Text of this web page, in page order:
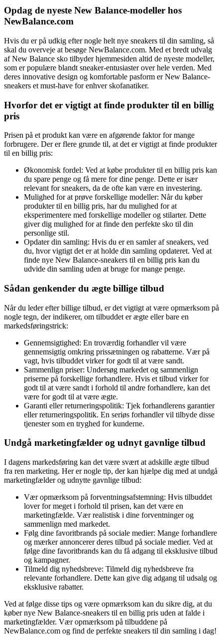
Opdag de nyeste New Balance-modeller hos
NewBalance.com
Hvis du er på udkig efter nogle helt nye sneakers til din samling, så
skal du overveje at besøge NewBalance.com. Med et bredt udvalg
af New Balance sko tilbyder hjemmesiden altid de nyeste modeller,
som er populære blandt sneaker-entusiaster over hele verden. Med
deres innovative design og komfortable pasform er New Balance-
sneakers et must-have for enhver skofanatiker.
Hvorfor det er vigtigt at finde produkter til en billig
pris
Prisen på et produkt kan være en afgørende faktor for mange
forbrugere. Der er flere grunde til, at det er vigtigt at finde produkter
til en billig pris:
Økonomisk fordel: Ved at købe produkter til en billig pris kan
du spare penge og få mere for dine penge. Dette er især
relevant for sneakers, da de ofte kan være en investering.
Mulighed for at prøve forskellige modeller: Når du køber
produkter til en billig pris, har du mulighed for at
eksperimentere med forskellige modeller og stilarter. Dette
giver dig mulighed for at finde den perfekte sko til din
personlige stil.
Opdater din samling: Hvis du er en samler af sneakers, ved
du, hvor vigtigt det er at holde din samling opdateret. Ved at
finde nye New Balance-sneakers til en billig pris kan du
udvide din samling uden at bruge for mange penge.
Sådan genkender du ægte billige tilbud
Når du leder efter billige tilbud, er det vigtigt at være opmærksom på
nogle tegn, der indikerer, om tilbuddet er ægte eller bare en
markedsføringstrick:
Gennemsigtighed: En troværdig forhandler vil være
gennemsigtig omkring prissætningen og rabatterne. Vær på
vagt, hvis tilbuddet virker for godt til at være sandt.
Sammenlign priser: Undersøg markedet og sammenlign
priserne på forskellige forhandlere. Hvis et tilbud virker for
godt til at være sandt i forhold til andre forhandlere, kan det
være for godt til at være ægte.
Garanti eller returneringspolitik: Tjek forhandlerens garantier
eller returneringspolitik. En seriøs forhandler vil tilbyde disse
tjenester som en tryghed for kunderne.
Undgå marketingfælder og udnyt gavnlige tilbud
I dagens markedsføring kan det være svært at adskille ægte tilbud
fra ren marketing. Her er nogle tip, der kan hjælpe dig med at undgå
marketingfælder og udnytte gavnlige tilbud:
Vær opmærksom på forventningsafstemning: Hvis tilbuddet
lover for meget i forhold til prisen, kan det være en
marketingfælde. Vær realistisk i dine forventninger og
sammenlign med markedet.
Følg dine favoritbrands på sociale medier: Mange forhandlere
og mærker annoncerer deres tilbud på sociale medier. Ved at
følge dine favoritbrands kan du få adgang til eksklusive tilbud
og kampagner.
Tilmeld dig nyhedsbreve: Tilmeld dig nyhedsbreve fra
relevante forhandlere. Dette kan give dig adgang til udsalg og
eksklusive rabatter.
Ved at følge disse tips og være opmærksom kan du sikre dig, at du
køber nye New Balance-sneakers til en billig pris uden at falde i
marketingfælder. Vær opmærksom på tilbuddene på
NewBalance.com og find de perfekte sneakers til din samling i dag!